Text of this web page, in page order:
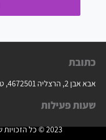
כתובת
אבא אבן 2, הרצליה 4672501, טלפון
שעות פעילות
2023 © כל הזכויות שמורות, סטודיו CUTAWAY